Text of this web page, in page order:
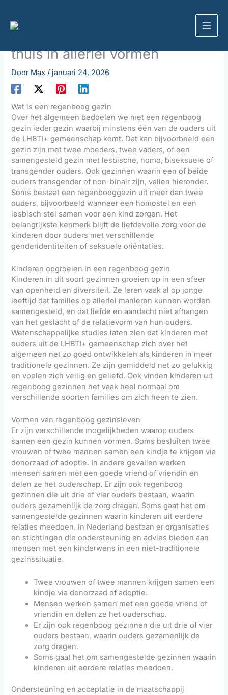
Regenboog gezin: een warm
thuis in allerlei vormen
Door Max/ januari 24, 2026
Wat is een regenboog gezin
Over het algemeen bedoelen we met een regenboog
gezin ieder gezin waarbij minstens één van de ouders uit
de LHBTI+ gemeenschap komt. Dat kan bijvoorbeeld een
gezin zijn met twee moeders, twee vaders, of een
samengesteld gezin met lesbische, homo, biseksuele of
transgender ouders. Ook gezinnen waarin een of beide
ouders transgender of non-binair zijn, vallen hieronder.
Soms bestaat een regenbooggezin uit meer dan twee
ouders, bijvoorbeeld wanneer een homostel en een
lesbisch stel samen voor een kind zorgen. Het
belangrijkste kenmerk blijft de liefdevolle zorg voor de
kinderen door ouders met verschillende
genderidentiteiten of seksuele oriëntaties.
Kinderen opgroeien in een regenboog gezin
Kinderen in dit soort gezinnen groeien op in een sfeer
van openheid en diversiteit. Ze leren vaak al op jonge
leeftijd dat families op allerlei manieren kunnen worden
samengesteld, en dat liefde en aandacht niet afhangen
van het geslacht of de relatievorm van hun ouders.
Wetenschappelijke studies laten zien dat kinderen met
ouders uit de LHBTI+ gemeenschap zich over het
algemeen net zo goed ontwikkelen als kinderen in meer
traditionele gezinnen. Ze zijn gemiddeld net zo gelukkig
en voelen zich veilig en geliefd. Ook vinden kinderen uit
regenboog gezinnen het vaak heel normaal om
verschillende soorten families om zich heen te zien.
Vormen van regenboog gezinsleven
Er zijn verschillende mogelijkheden waarop ouders
samen een gezin kunnen vormen. Soms besluiten twee
vrouwen of twee mannen samen een kindje te krijgen via
donorzaad of adoptie. In andere gevallen werken
mensen samen met een goede vriend of vriendin en
delen ze het ouderschap. Er zijn ook regenboog
gezinnen die uit drie of vier ouders bestaan, waarin
ouders gezamenlijk de zorg dragen. Soms gaat het om
samengestelde gezinnen waarin kinderen uit eerdere
relaties meedoen. In Nederland bestaan er organisaties
en stichtingen die ondersteuning en advies bieden aan
mensen met een kinderwens in een niet-traditionele
gezinssituatie.
Twee vrouwen of twee mannen krijgen samen een
kindje via donorzaad of adoptie.
Mensen werken samen met een goede vriend of
vriendin en delen ze het ouderschap.
Er zijn ook regenboog gezinnen die uit drie of vier
ouders bestaan, waarin ouders gezamenlijk de
zorg dragen.
Soms gaat het om samengestelde gezinnen waarin
kinderen uit eerdere relaties meedoen.
Ondersteuning en acceptatie in de maatschappij